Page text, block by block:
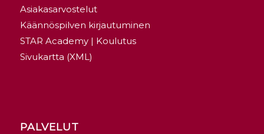
Asiakasarvostelut
Käännöspilven kirjautuminen
STAR Academy | Koulutus
Sivukartta (XML)
PALVELUT